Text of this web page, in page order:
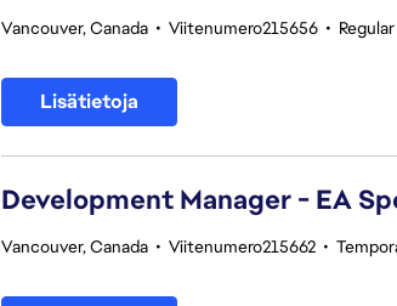
Vancouver, Canada • Viitenumero215656 •
Lisätietoja
Development Manager - EA
Vancouver, Canada • Viitenumero215662 •